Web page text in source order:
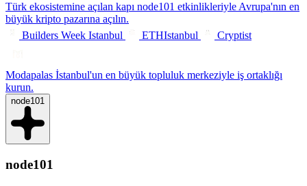
Türk ekosistemine açılan kapı node101 etkinlikleriyle Avrupa'nın en
büyük kripto pazarına açılın.
Builders Week Istanbul
ETHIstanbul Cryptist
Modapalas İstanbul'un en büyük topluluk merkeziyle iş ortaklığı
kurun.
node101
node101